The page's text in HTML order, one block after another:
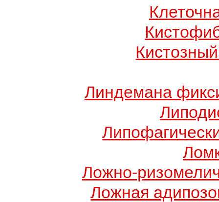
Линдемана
Ложно-
Ложная